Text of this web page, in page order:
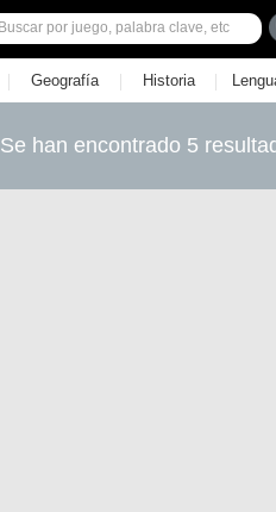
| Geografía | Historia |
Se han encontrado 5